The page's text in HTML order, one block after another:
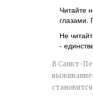
Читайте
глазами.
Не
-
В Санкт-